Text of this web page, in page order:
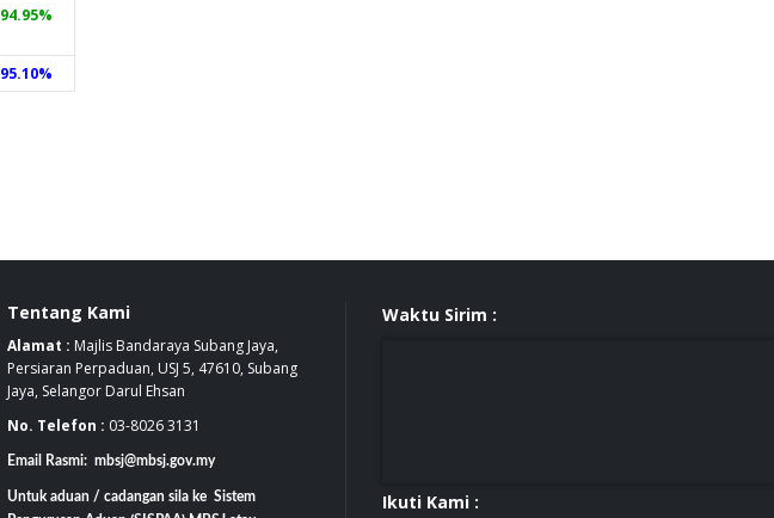
94.95%
95.10%
Tentang Kami
Alamat : Majlis Bandaraya Subang Jaya,
Persiaran Perpaduan, USJ 5, 47610, Subang
Jaya, Selangor Darul Ehsan
No. Telefon : 03-8026 3131
Email Rasmi: mbsj@mbsj.gov.my
Untuk aduan / cadangan sila ke Sistem
Waktu Sirim :
Ikuti Kami :